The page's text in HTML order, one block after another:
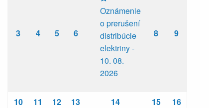
3 4 5 6
Oznámenie
o prerušení
distribúcie
elektriny -
10. 08.
2026
8 9
10 11 12 13 14 15
16